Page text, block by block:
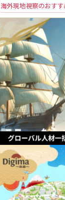
海外現地視察のおす